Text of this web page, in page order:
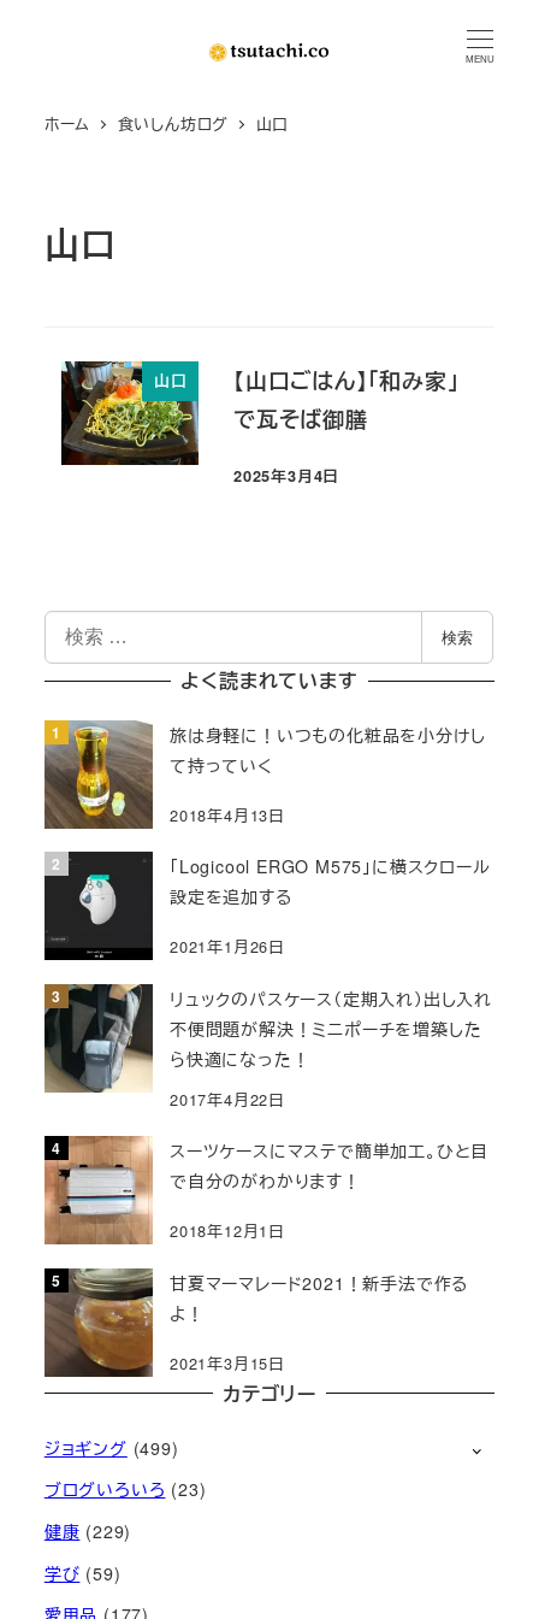
MENU
ホーム 食いしん坊ログ 山口
山口
山口
【山口ごはん】「和み家」
で瓦そば御膳
投稿日
2025年3月4日
索
検索
よく読まれています
旅は身軽に！いつもの化粧品を小分けし
て持っていく
2018年4月13日
「Logicool ERGO M575」に横スクロール
設定を追加する
2021年1月26日
リュックのパスケース（定期入れ）出し入れ
不便問題が解決！ミニポーチを増築した
ら快適になった！
2017年4月22日
スーツケースにマステで簡単加工。ひと目
で自分のがわかります！
2018年12月1日
甘夏マーマレード2021！新手法で作る
よ！
2021年3月15日
カテゴリー
ジョギング (499)
ブログいろいろ (23)
健康 (229)
学び (59)